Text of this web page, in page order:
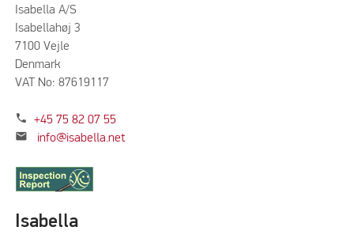
Isabella A/S
Isabellahøj 3
7100 Vejle
Denmark
VAT No: 87619117
phone +45 75 82 07 55
mail info@isabella.net
Isabella